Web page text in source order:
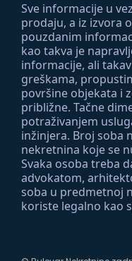
Sve informacije u
prodaju, a iz izvora
pouzdanim
kao takva je
informacije, ali
greškama,
površine objekata i
približne. Tačne
potraživanjem
inžinjera. Broj soba
nekretnina koje se
Svaka osoba treba
advokatom,
soba u predmetnoj
koriste legalno kao